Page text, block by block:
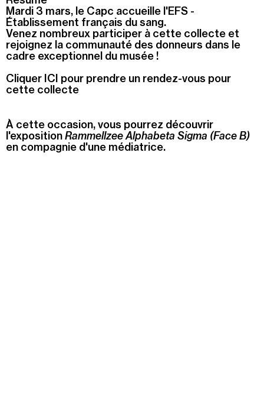
Menu
Recherche
Recherche
Prochainement
Mardi 3 mars, le Capc accueille l'EFS -
Établissement français du sang.
Venez nombreux participer à cette collecte et
rejoignez la communauté des donneurs dans le
cadre exceptionnel du musée !
Cliquer ICI pour prendre un rendez-vous pour
cette collecte
À cette occasion, vous pourrez découvrir
l'expositionRammellzee Alphabeta Sigma (Face B)
en compagnie d'une médiatrice.